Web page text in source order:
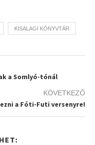
KISALAGI KÖNYVTÁR
a Somlyó-tónál
KÖVETKEZŐ
a Fóti-Futi versenyre!